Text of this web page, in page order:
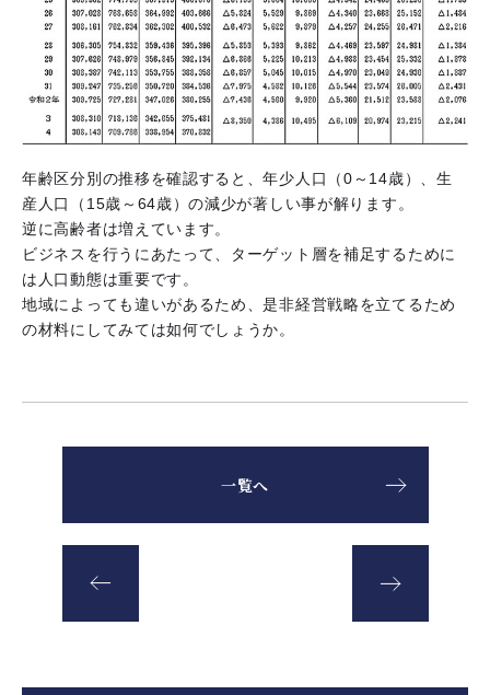
年齢区分別の推移を確認すると、年少人口（0～14歳）、生
産人口（15歳～64歳）の減少が著しい事が解ります。
逆に高齢者は増えています。
ビジネスを行うにあたって、ターゲット層を補足するために
は人口動態は重要です。
地域によっても違いがあるため、是非経営戦略を立てるため
の材料にしてみては如何でしょうか。
一覧へ